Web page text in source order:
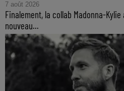
7 août 2026
Finalement, la collab Madonna-
nouveau...